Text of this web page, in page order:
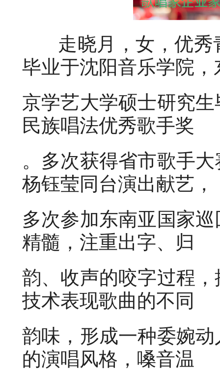
走晓月，女，优秀
毕业于沈阳音乐学院，
京学艺大学硕士研究
民族唱法优秀歌手奖
。多次获得省市歌手
杨钰莹同台演出献艺，
多次参加东南亚国家
精髓，注重出字、归
韵、收声的咬字过程
技术表现歌曲的不同
韵味，形成一种委婉
的演唱风格，嗓音温